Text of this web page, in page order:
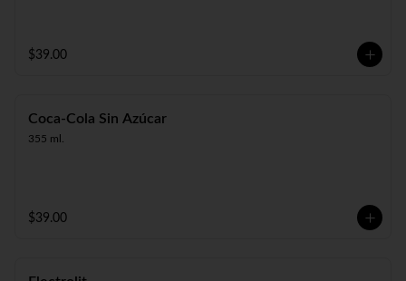
$39.00
Coca-Cola Sin Azúcar
355 ml.
$39.00